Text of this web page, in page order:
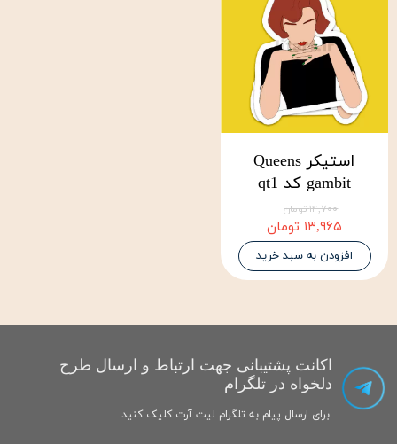
استیکر Queens
gambit کد qt1
۱۴,۷۰۰ تومان
۱۳,۹۶۵ تومان
افزودن به سبد خرید
اکانت پشتیبانی جهت ارتباط و ارسال طرح
دلخواه در تلگرام
برای ارسال پیام به تلگرام لیت آرت کلیک کنید...